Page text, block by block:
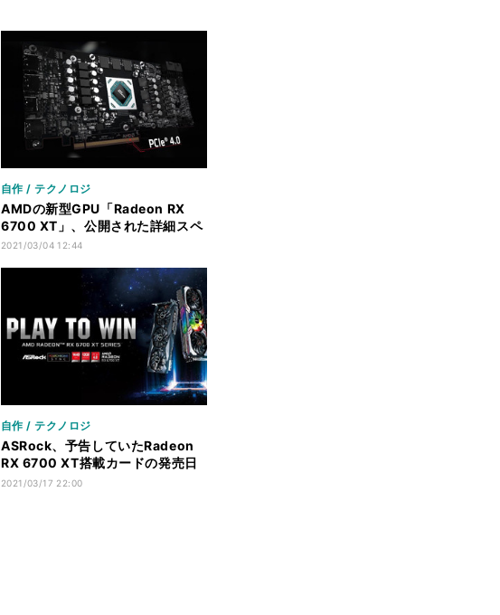
自作 / テクノロジ
AMDの新型GPU「Radeon RX
6700 XT」、公開された詳細スペ
ックをまとめる
2021/03/04 12:44
自作 / テクノロジ
ASRock、予告していたRadeon
RX 6700 XT搭載カードの発売日
公開
2021/03/17 22:00